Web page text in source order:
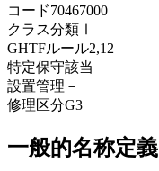
コード70467000
クラス分類 Ⅰ
GHTFルール2,12
特定保守該当
設置管理 －
修理区分G3
一般的名称定義